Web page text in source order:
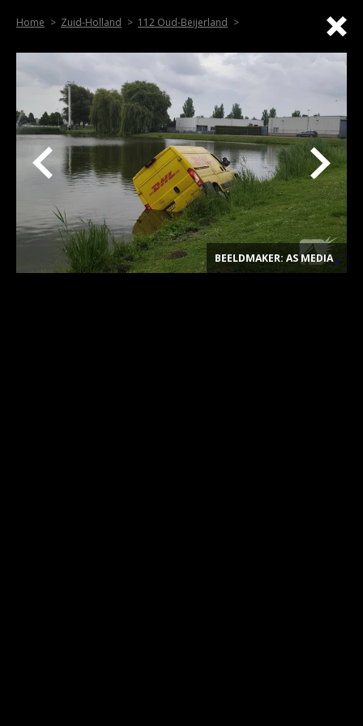
Home Zuid-Holland 112 Oud-Beijerland
BEELDMAKER: AS MEDIA.